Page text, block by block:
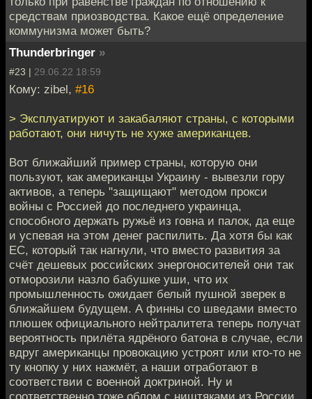
средствам приозводства. Какое ещё определение
коммунизма может быть?
Thunderbringer »
#23 | 29.06.22 18:59
Кому: zibel, #16
> Эксплуатируют и закабаляют страны, с которыми
работают, они ничуть не хуже американцев.
Вот ближайший пример страны, которую они
пользуют, как американцы Украину - вывезли гору
активов, а теперь "защищают" методом прокси
войны с Россией до последнего украинца,
способного держать ружьё из говна и палок, да еще
и успевая на этом денег распилить. Да хотя бы как
ЕС, который так нагнули, что вместо развития за
счёт дешевых российских энергоносителей они так
отморозили назло бабушке уши, что их
промышленность ожидает белый пушной зверек в
ближайшем будущем. А финны со шведами вместо
плюшек официального нейтралитета теперь получат
вероятность прилёта ядрёного батона в случае, если
вдруг американцы провокацию устроят или кто-то не
ту кнопку у них нажмёт, а наши отработают в
соответствии с военной доктриной. Ну и
соответственно тоже облом с ништяками из России.